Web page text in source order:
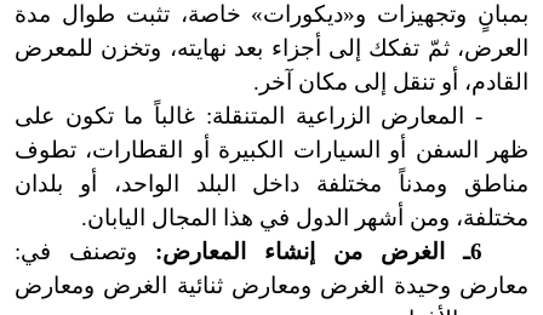
بمبانٍ وتجهيزات و«ديكورات» خاصة، تثبت طوال مدة
العرض، ثمّ تفكك إلى أجزاء بعد نهايته، وتخزن للمعرض
القادم، أو تنقل إلى مكان آخر.
- المعارض الزراعية المتنقلة: غالباً ما تكون على
ظهر السفن أو السيارات الكبيرة أو القطارات، تطوف
مناطق ومدناً مختلفة داخل البلد الواحد، أو بلدان
مختلفة، ومن أشهر الدول في هذا المجال اليابان.
6ـ الغرض من إنشاء المعارض:
وتصنف في:
معارض وحيدة الغرض ومعارض ثنائية الغرض ومعارض